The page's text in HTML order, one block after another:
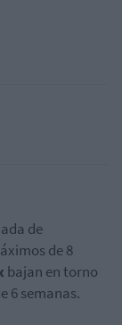
de
de 8
bajan en torno
6 semanas.